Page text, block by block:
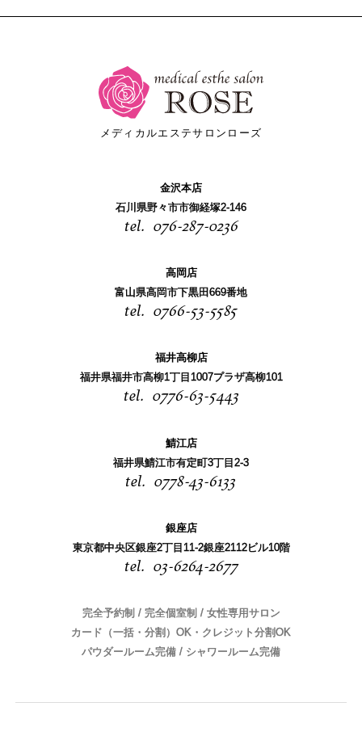
メディカルエステサロンローズ
金沢本店
石川県野々市市御経塚2-146
076-287-0236
高岡店
富山県高岡市下黒田669番地
0766-53-5585
福井高柳店
福井県福井市高柳1丁目1007プラザ高柳101
0776-63-5443
鯖江店
福井県鯖江市有定町3丁目2-3
0778-43-6133
銀座店
東京都中央区銀座2丁目11-2銀座2112ビル10階
03-6264-2677
完全予約制 / 完全個室制 / 女性専用サロン
カード（一括・分割）OK・クレジット分割OK
パウダールーム完備 / シャワールーム完備